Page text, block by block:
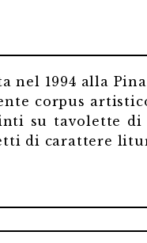
nel 1994 alla
corpus
su tavolette di
di carattere